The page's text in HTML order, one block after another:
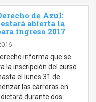
de Azul:
abierta la
ingreso 2017
informa que se
la inscripción del curso
el lunes 31 de
las carreras en
dictará durante dos